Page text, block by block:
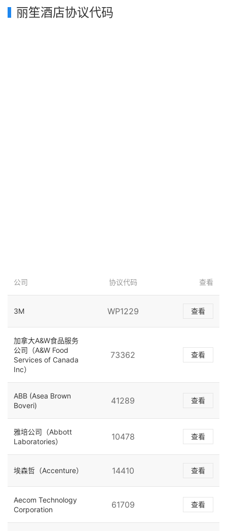
丽笙酒店协议代码
公司 协议代码 查看
3M WP1229 查看
加拿大A&W食品服务
公司（A&W Food
Services of Canada
Inc）
73362 查看
ABB (Asea Brown
Boveri)
41289 查看
雅培公司（Abbott
Laboratories）
10478 查看
埃森哲（Accenture） 14410 查看
Aecom Technology
Corporation
61709 查看